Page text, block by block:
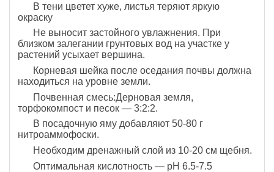
В тени цветет хуже, листья теряют яркую
окраску
Не выносит застойного увлажнения. При
близком залегании грунтовых вод на участке у
растений усыхает вершина.
Корневая шейка после оседания почвы должна
находиться на уровне земли.
Почвенная смесь:Дерновая земля,
торфокомпост и песок — 3:2:2.
В посадочную яму добавляют 50-80 г
нитроаммофоски.
Необходим дренажный слой из 10-20 см щебня.
Оптимальная кислотность — pH 6.5-7.5